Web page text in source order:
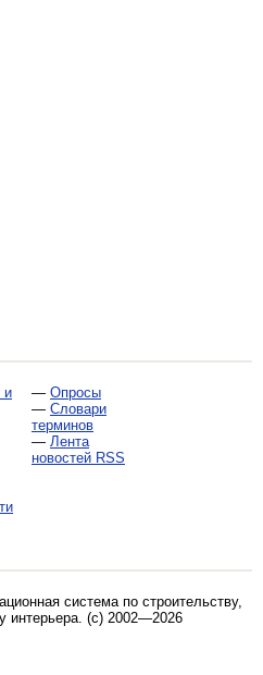
и
— Опросы
— Словари
терминов
— Лента
новостей RSS
система по строительству,
интерьера. (c) 2002—2026